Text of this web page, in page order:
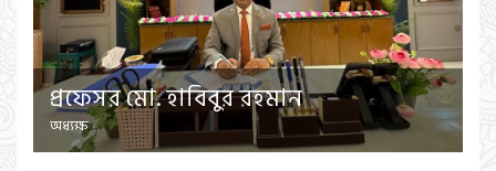
প্রফেসর মো. হাবিবুর রহমান
অধ্যক্ষ